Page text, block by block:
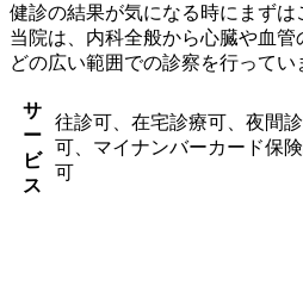
健診の結果が気になる時にまずは
当院は、内科全般から心臓や血
どの広い範囲での診察を行ってい
サ
ー
ビ
ス
往診可、在宅診療可、夜間
可、マイナンバーカード保
可